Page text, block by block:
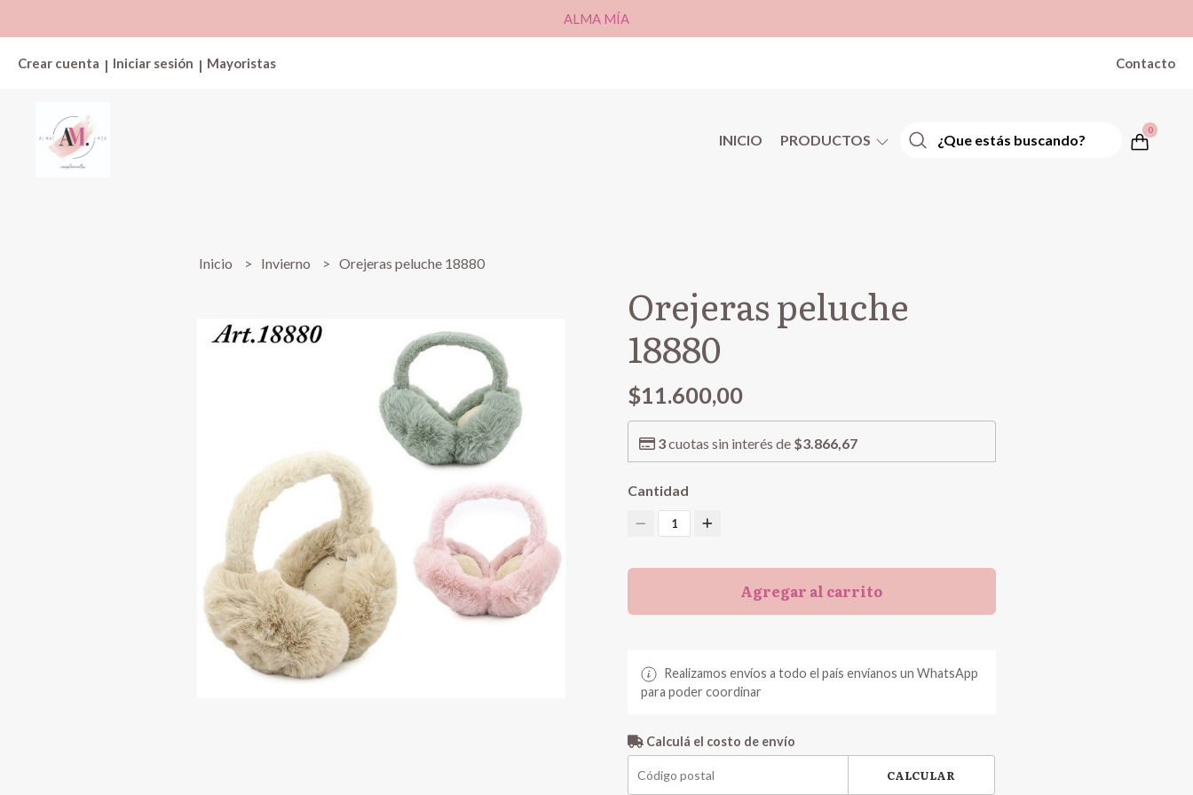
ALMA MÍA
Crear cuenta | Iniciar sesión | Mayoristas Contacto
INICIO PRODUCTOS
0
Inicio Invierno Orejeras peluche 18880
Orejeras peluche
18880
$11.600,00
3cuotas sin interés de $3.866,67
Cantidad
1
Agregar al carrito
Realizamos envíos a todo el país envíanos un WhatsApp
para poder coordinar
Calculá el costo de envío
CALCULAR